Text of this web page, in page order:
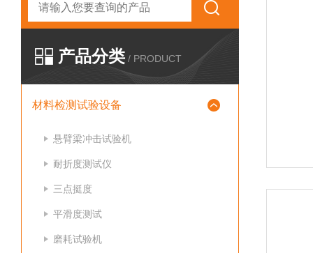
产品分类 / PRODUCT
材料检测试验设备
悬臂梁冲击试验机
耐折度测试仪
三点挺度
平滑度测试
磨耗试验机